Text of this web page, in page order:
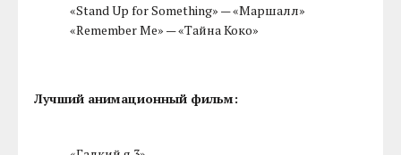
«Stand Up for Something» — «Маршалл»
«Remember Me» — «Тайна Коко»
Лучший анимационный фильм: